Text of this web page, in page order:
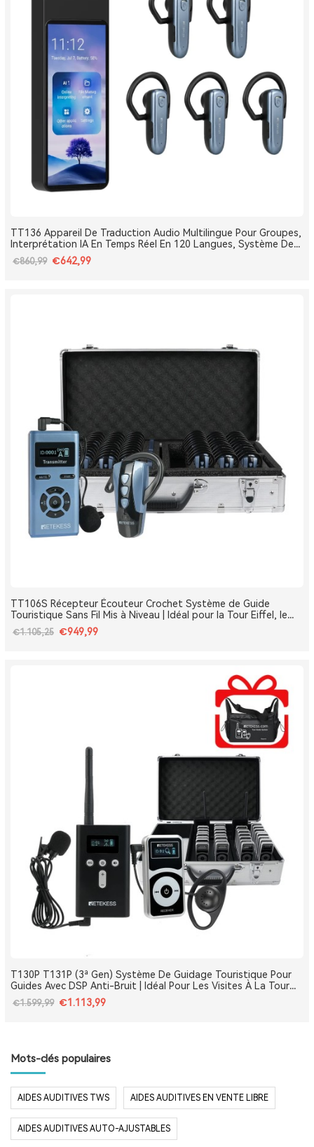
TT136 Appareil De Traduction Audio Multilingue Pour Groupes,
Interprétation IA En Temps Réel En 120 Langues, Système De
Traduction Pour Tours Et Conférences One-To-Many, Diffusion
Double Canal, Longue Portée 2.4G
€860,99 €642,99
TT106S Récepteur Écouteur Crochet Système de Guide
Touristique Sans Fil Mis à Niveau | Idéal pour la Tour Eiffel, le
Louvre et les Monuments de France
€1.105,25 €949,99
T130P T131P (3ª Gen) Système De Guidage Touristique Pour
Guides Avec DSP Anti-Bruit | Idéal Pour Les Visites À La Tour
Eiffel, Le Louvre, Versailles Et Les Monuments De France
€1.599,99 €1.113,99
Mots-clés populaires
AIDES AUDITIVES TWS AIDES AUDITIVES EN VENTE LIBRE
AIDES AUDITIVES AUTO-AJUSTABLES